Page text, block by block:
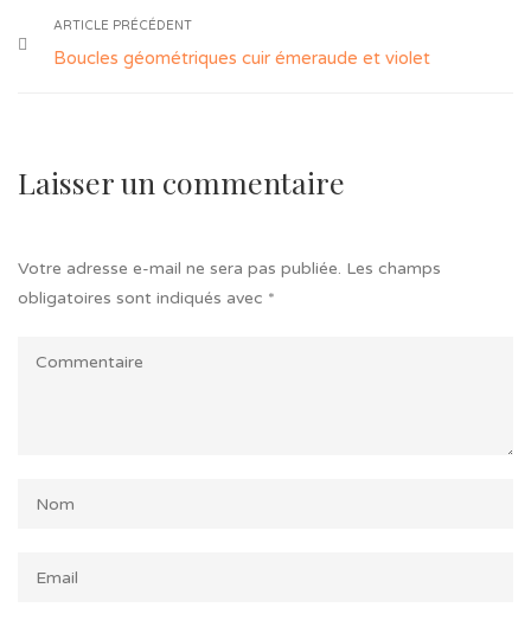
ARTICLE PRÉCÉDENT
Boucles géométriques cuir émeraude et violet
Laisser un commentaire
Votre adresse e-mail ne sera pas publiée. Les champs
obligatoires sont indiqués avec *